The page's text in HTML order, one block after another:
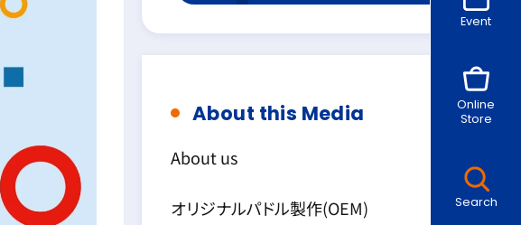
Event
Online
Store
Search
About this Media
About us
オリジナルパドル製作(OEM)